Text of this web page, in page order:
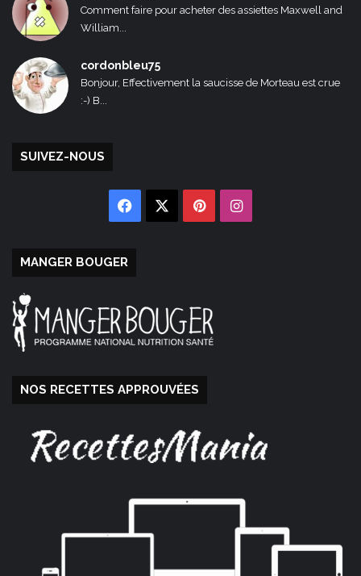
Comment faire pour acheter des assiettes Maxwell and
William...
cordonbleu75
Bonjour, Effectivement la saucisse de Morteau est crue
:-) B...
SUIVEZ-NOUS
Facebook PinterestInstagram
MANGER BOUGER
NOS RECETTES APPROUVÉES